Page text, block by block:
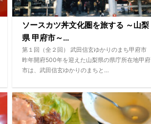
ソースカツ丼文化圏を旅する ～山梨
県 甲府市～...
第１回（全２回） 武田信玄ゆかりのまち甲府市
昨年開府500年を迎えた山梨県の県庁所在地甲府
市は、武田信玄ゆかりのまちと…